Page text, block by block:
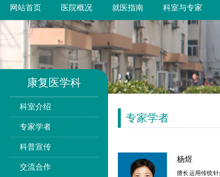
网站首页 医院概况 就医指南 科室与专家
康复医学科
科室介绍
专家学者
科普宣传
交流合作
专家学者
杨煜
擅长运用传统